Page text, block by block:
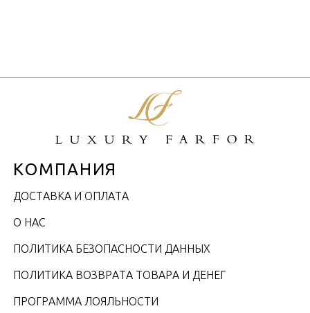
КОМПАНИЯ
ДОСТАВКА И ОПЛАТА
О НАС
ПОЛИТИКА БЕЗОПАСНОСТИ ДАННЫХ
ПОЛИТИКА ВОЗВРАТА ТОВАРА И ДЕНЕГ
ПРОГРАММА ЛОЯЛЬНОСТИ